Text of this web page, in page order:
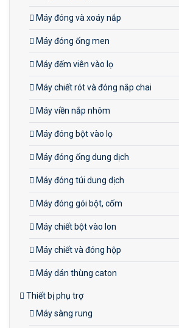
Máy đóng và xoáy nắp
Máy đóng ống men
Máy đếm viên vào lọ
Máy chiết rót và đóng nắp chai
Máy viền nắp nhôm
Máy đóng bột vào lọ
Máy đóng ống dung dịch
Máy đóng túi dung dịch
Máy đóng gói bột, cốm
Máy chiết bột vào lon
Máy chiết và đóng hộp
Máy dán thùng caton
Thiết bị phụ trợ
Máy sàng rung